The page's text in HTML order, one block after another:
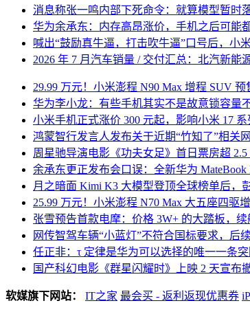
消息称张一鸣内部下死命令：就算模型暂时
华为余承东：内存高昂涨价，手机之后可能
喊出“鼓励真牛逼，打击吹牛逼”口号后，小
2026 年 7 月汽车销量 / 交付汇总：北汽新能
29.99 万元！小米澎程 N90 Max 增程 SUV 预
华为李小龙：有些手机其实不是故意锁容量
小米手机正式涨价 300 元起，影响小米 17
鸿蒙智行发言人发布关于近期“竹知了”相关
周星驰导演电影《功夫女足》首日票房超
余承东更正发布会口误：全新华为
月之暗面 Kimi K3 大模型登顶全球榜单后，
25.99 万元！小米澎程 N70 Max 大五座四驱
张雪预告首款电摩：价格 3W+ 的大踏板，
网传智驾车辆“小蓝灯”不符合国标要求，后
任正非：τ 定律是华为可以选择的唯一一条
国产科幻电影《群星闪耀时》上映 2 天宣布
软媒旗下网站： IT之家 最会买 - 返利返现优惠券